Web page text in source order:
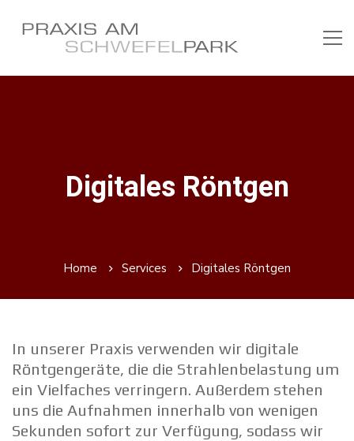
Digitales Röntgen
Home Services Digitales Röntgen
In unserer Praxis verwenden wir digitale
Röntgen­ge­räte, die die Strah­len­be­las­tung um
ein Vielfa­ches verrin­gern. Außerdem stehen
uns die Aufnahmen innerhalb von wenigen
Sekunden sofort zur Verfügung, sodass wir